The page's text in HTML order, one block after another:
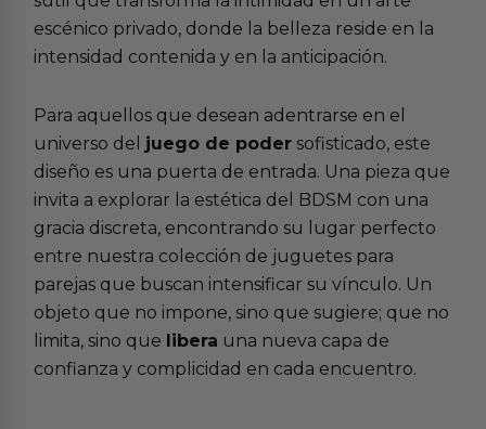
escénico privado, donde la belleza reside en la
intensidad contenida y en la anticipación.
Para aquellos que desean adentrarse en el
universo del juego de poder sofisticado, este
diseño es una puerta de entrada. Una pieza que
invita a explorar la estética del BDSM con una
gracia discreta, encontrando su lugar perfecto
entre nuestra colección de juguetes para
parejas que buscan intensificar su vínculo. Un
objeto que no impone, sino que sugiere; que no
limita, sino que libera una nueva capa de
confianza y complicidad en cada encuentro.